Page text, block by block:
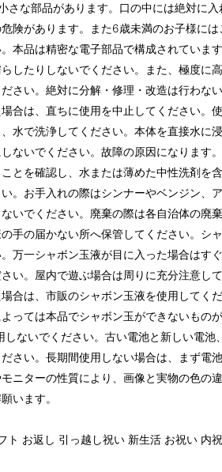
さな部品があります。口の中には絶対に入
険があります。また6歳未満のお子様に
本品は精密な電子部品で構成されています
したりしないでください。また、極度に
さい。絶対に分解・修理・改造は行わな
合は、直ちに使用を中止してください。
水で洗浄してください。本体を直接水に
ないでください。故障の原因になります。
とを確認し、水または薄めた中性洗剤を
。お手入れの際はシンナーやベンジン、
いでください。廃棄の際は各自治体の廃
手の届かない所へ保管してください。シ
万一シャボン玉液が目に入った場合はす
い。屋内で遊ぶ場合は周りに充分注意し
合は、市販のシャボン玉液を使用してく
っては本品でシャボン玉ができないもの
しないでください。古い電池と新しい電池
さい。長期間使用しない場合は、まず電
ニターの性質により、画像と実物の色の
います。
ト お返し 引っ越し祝い 新生活 お祝い 内